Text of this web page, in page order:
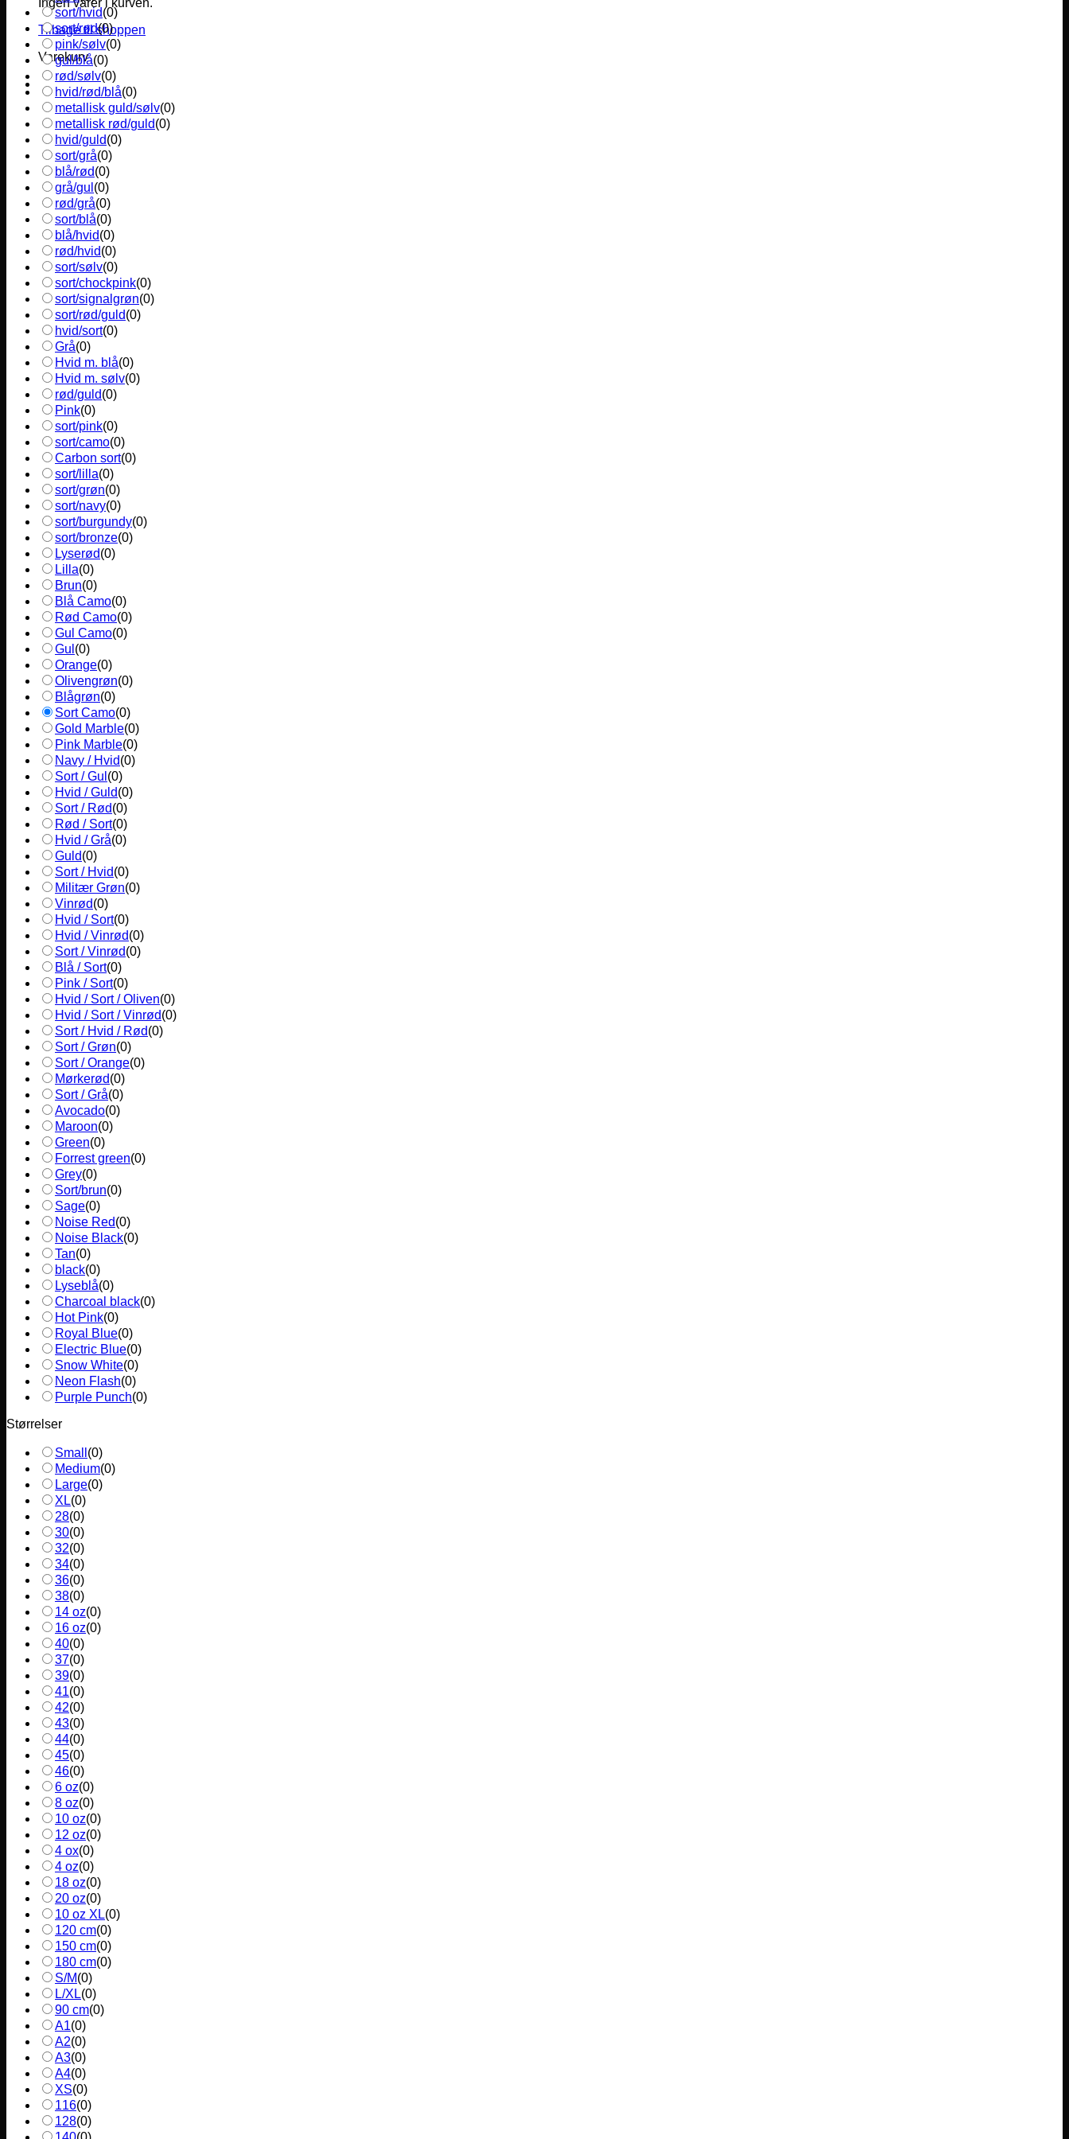
Ingen varer i kurven.
Tilbage til shoppen
Varekurv
sort/hvid(0)
sort/rød(0)
pink/sølv(0)
gul/blå(0)
rød/sølv(0)
hvid/rød/blå(0)
metallisk guld/sølv(0)
metallisk rød/guld(0)
hvid/guld(0)
sort/grå(0)
blå/rød(0)
grå/gul (0)
rød/grå(0)
sort/blå(0)
blå/hvid(0)
rød/hvid(0)
sort/sølv(0)
sort/chockpink(0)
sort/signalgrøn(0)
sort/rød/guld(0)
hvid/sort(0)
Grå(0)
Hvid m. blå(0)
Hvid m. sølv(0)
rød/guld(0)
Pink(0)
sort/pink(0)
sort/camo(0)
Carbon sort(0)
sort/lilla(0)
sort/grøn(0)
sort/navy(0)
sort/burgundy(0)
sort/bronze(0)
Lyserød(0)
Lilla(0)
Brun(0)
Blå Camo(0)
Rød Camo(0)
Gul Camo(0)
Gul (0)
Orange(0)
Olivengrøn(0)
Blågrøn(0)
Sort Camo(0)
Gold Marble(0)
Pink Marble(0)
Navy / Hvid(0)
Sort / Gul (0)
Hvid / Guld(0)
Sort / Rød(0)
Rød / Sort(0)
Hvid / Grå(0)
Guld(0)
Sort / Hvid(0)
Militær Grøn(0)
Vinrød(0)
Hvid / Sort(0)
Hvid / Vinrød(0)
Sort / Vinrød(0)
Blå / Sort(0)
Pink / Sort(0)
Hvid / Sort / Oliven(0)
Hvid / Sort / Vinrød(0)
Sort / Hvid / Rød(0)
Sort / Grøn(0)
Sort / Orange(0)
Mørkerød(0)
Sort / Grå(0)
Avocado(0)
Maroon(0)
Green(0)
Forrest green(0)
Grey(0)
Sort/brun(0)
Sage(0)
Noise Red(0)
Noise Black(0)
Tan(0)
black(0)
Lyseblå(0)
Charcoal black(0)
Hot Pink(0)
Royal Blue(0)
Electric Blue(0)
Snow White(0)
Neon Flash(0)
Purple Punch(0)
Størrelser
Small (0)
Medium(0)
Large(0)
XL(0)
28(0)
30(0)
32(0)
34(0)
36(0)
38(0)
14 oz(0)
16 oz(0)
40(0)
37(0)
39(0)
41(0)
42(0)
43(0)
44(0)
45(0)
46(0)
6 oz(0)
8 oz(0)
10 oz(0)
12 oz(0)
4 ox(0)
4 oz(0)
18 oz(0)
20 oz(0)
10 oz XL(0)
120 cm(0)
150 cm(0)
180 cm(0)
S/M(0)
L/XL(0)
90 cm(0)
A1(0)
A2(0)
A3(0)
A4(0)
XS(0)
116(0)
128(0)